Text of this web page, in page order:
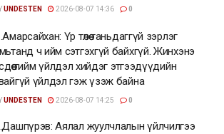
UNDESTEN 2026-08-07 14:36 0
Үр төлөө таньдаггүй зэрлэг
ч ийм сэтгэхгүй байхгүй. Жинхэнэ
тийм үйлдэл хийдэг этгээдүүдийн
үйлдэл гэж үзэж байна
UNDESTEN 2026-08-07 14:25 0
Аялал жуулчлалын үйлчилгээ